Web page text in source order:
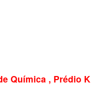
Química , Prédio K